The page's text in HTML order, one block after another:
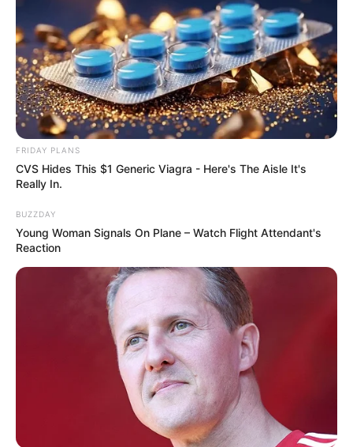
FRIDAY PLANS
CVS Hides This $1 Generic Viagra - Here's The Aisle It's
Really In.
BUZZDAY
Young Woman Signals On Plane – Watch Flight Attendant's
Reaction